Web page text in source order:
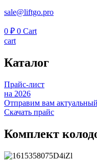
sale@liftgo.pro
0 ₽ 0 Cart
cart
Каталог
Прайс-лист
на 2026
Отправим вам
Скачать прайс
Комплект